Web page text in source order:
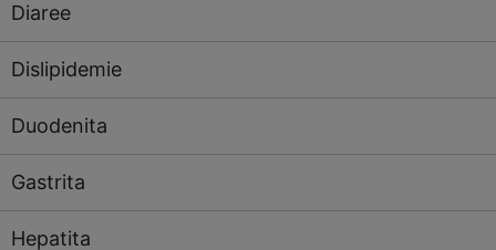
Diaree
Dislipidemie
Duodenita
Gastrita
Hepatita